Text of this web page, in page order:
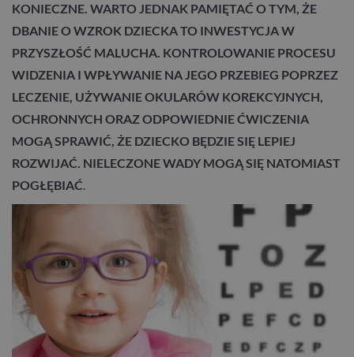
KONIECZNE. WARTO JEDNAK PAMIĘTAĆ O TYM, ŻE
DBANIE O WZROK DZIECKA TO INWESTYCJA W
PRZYSZŁOŚĆ MALUCHA. KONTROLOWANIE PROCESU
WIDZENIA I WPŁYWANIE NA JEGO PRZEBIEG POPRZEZ
LECZENIE, UŻYWANIE OKULARÓW KOREKCYJNYCH,
OCHRONNYCH ORAZ ODPOWIEDNIE ĆWICZENIA
MOGĄ SPRAWIĆ, ŻE DZIECKO BĘDZIE SIĘ LEPIEJ
ROZWIJAĆ. NIELECZONE WADY MOGĄ SIĘ NATOMIAST
POGŁĘBIAĆ.